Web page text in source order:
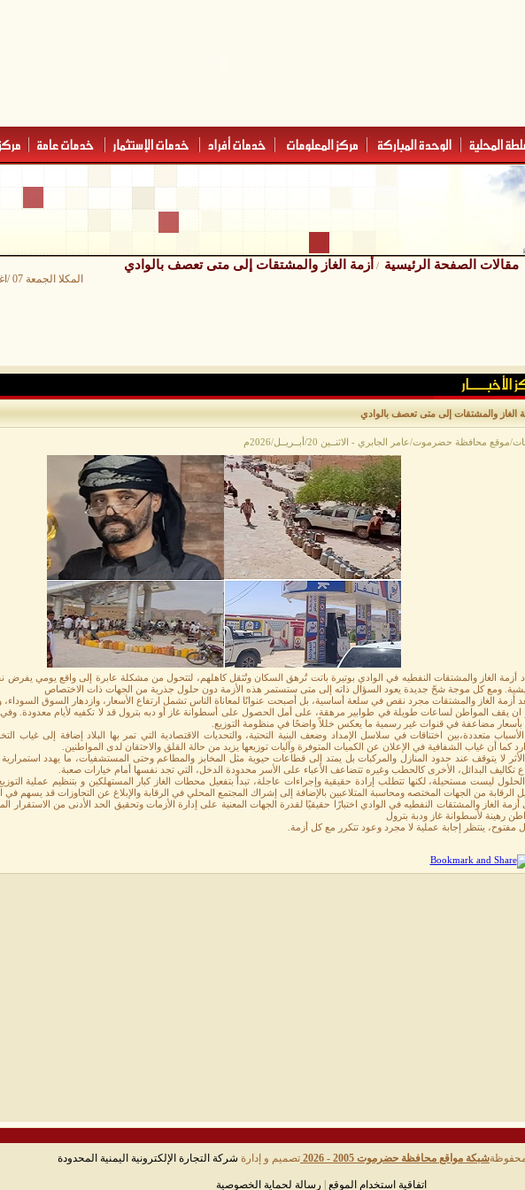
مقالات الصفحة الرئيسية / أزمة الغاز والمشتقات إلى متى تعصف بالوادي
المكلا الجمعة 07 /اغسطس/2026 | 04:14
الغاز والمشتقات إلى متى تعصف بالوادي
موقع محافظة حضرموت/عامر الجابري - الاثنــين 20/أبــريــل/2026م
أزمة الغاز والمشتقات النفطيه في الوادي بوتيرة باتت تُرهق السكان وتُثقل كاهلهم، لتتحول من مشكلة عابرة إلى واقع يومي يفرض
ومع كل موجة شحّ جديدة يعود السؤال ذاته إلى متى ستستمر هذه الأزمة دون حلول جذرية من الجهات ذات الاختصاص
أزمة الغاز والمشتقات مجرد نقص في سلعة أساسية، بل أصبحت عنوانًا لمعاناة الناس تشمل ارتفاع الأسعار، وازدهار السوق السوداء،
ان يقف المواطن لساعات طويلة في طوابير مرهقة، على أمل الحصول على أسطوانة غاز أو دبه بترول قد لا تكفيه لأيام معدودة. وفي
بأسعار مضاعفة في قنوات غير رسمية ما يعكس خللاً واضحًا في منظومة التوزيع.
متعددة،بين اختناقات في سلاسل الإمداد وضعف البنية التحتية، والتحديات الاقتصادية التي تمر بها البلاد إضافة إلى غياب
كما أن غياب الشفافية في الإعلان عن الكميات المتوفرة وآليات توزيعها يزيد من حالة القلق والاحتقان لدى المواطنين.
لا يتوقف عند حدود المنازل والمركبات بل يمتد إلى قطاعات حيوية مثل المخابز والمطاعم وحتى المستشفيات، ما يهدد
تكاليف البدائل، الأخرى كالحطب وغيره تتضاعف الأعباء على الأسر محدودة الدخل، التي تجد نفسها أمام خيارات صعبة.
ليست مستحيلة، لكنها تتطلب إرادة حقيقية وإجراءات عاجلة، تبدأ بتفعيل محطات الغاز كبار المستهلكين و بتنظيم عملية
الرقابة من الجهات المختصه ومحاسبة المتلاعبين بالإضافة إلى إشراك المجتمع المحلي في الرقابة والإبلاغ عن التجاوزات قد يسهم
أزمة الغاز والمشتقات النفطيه في الوادي اختبارًا حقيقيًا لقدرة الجهات المعنية على إدارة الأزمات وتحقيق الحد الأدنى من
رهينة لأسطوانة غاز ودبة بترول
مفتوح، ينتظر إجابة عملية لا مجرد وعود تتكرر مع كل أزمة.
شبكة مواقع محافظة حضرموت 2005 - 2026 تصميم و إدارة شركة التجارة الإلكترونية اليمنية المحدودة
اتفاقية استخدام الموقع رسالة لحماية الخصوصية